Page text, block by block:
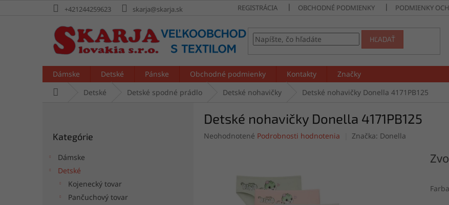
+421244259623 skarja@skarja.sk REGISTRÁCIA OBCHODNÉ PODMIENKY PODMIENKY
HĽADAŤ
Dámske Detské Pánske Obchodné podmienky Kontakty
Značky
DomovDetské Detské spodné prádlo Detské nohavičky Detské nohavičky Donella 4171PB125
kategórie
Kategórie
Dámske
Detské
Kojenecký tovar
Pančuchový tovar
Detské nohavičky Donella 4171PB125
Priemerné
Neohodnotené Podrobnosti hodnotenia Značka: Donella
Farba